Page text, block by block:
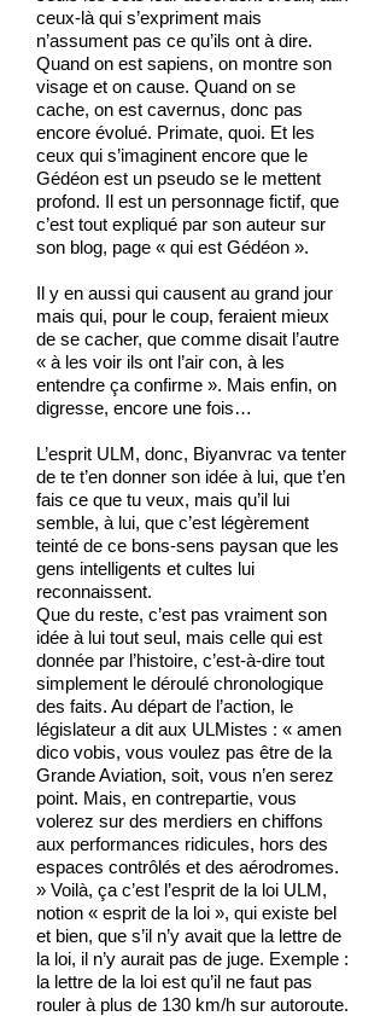
ceux-là qui s’expriment mais
n’assument pas ce qu’ils ont à dire.
Quand on est sapiens, on montre son
visage et on cause. Quand on se
cache, on est cavernus, donc pas
encore évolué. Primate, quoi. Et les
ceux qui s’imaginent encore que le
Gédéon est un pseudo se le mettent
profond. Il est un personnage fictif, que
c’est tout expliqué par son auteur sur
son blog, page « qui est Gédéon ».
Il y en aussi qui causent au grand jour
mais qui, pour le coup, feraient mieux
de se cacher, que comme disait l’autre
« à les voir ils ont l’air con, à les
entendre ça confirme ». Mais enfin, on
digresse, encore une fois…
L’esprit ULM, donc, Biyanvrac va tenter
de te t’en donner son idée à lui, que t’en
fais ce que tu veux, mais qu’il lui
semble, à lui, que c’est légèrement
teinté de ce bons-sens paysan que les
gens intelligents et cultes lui
reconnaissent.
Que du reste, c’est pas vraiment son
idée à lui tout seul, mais celle qui est
donnée par l’histoire, c’est-à-dire tout
simplement le déroulé chronologique
des faits. Au départ de l’action, le
législateur a dit aux ULMistes : « amen
dico vobis, vous voulez pas être de la
Grande Aviation, soit, vous n’en serez
point. Mais, en contrepartie, vous
volerez sur des merdiers en chiffons
aux performances ridicules, hors des
espaces contrôlés et des aérodromes.
» Voilà, ça c’est l’esprit de la loi ULM,
notion « esprit de la loi », qui existe bel
et bien, que s’il n’y avait que la lettre de
la loi, il n’y aurait pas de juge. Exemple :
la lettre de la loi est qu’il ne faut pas
rouler à plus de 130 km/h sur autoroute.